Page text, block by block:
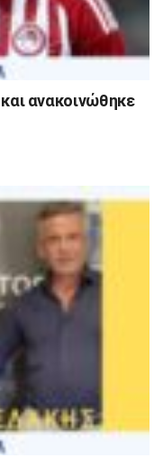
ανακοινώθηκε